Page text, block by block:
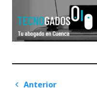
Navegación
Anterior